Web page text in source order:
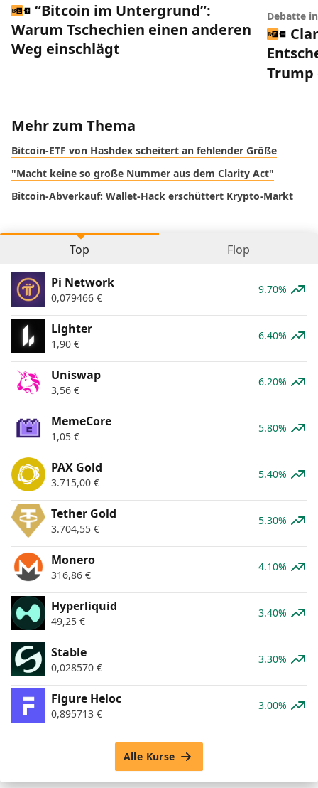
“Bitcoin im Untergrund”:
Warum Tschechien einen anderen
Weg einschlägt
Debatte
Mehr zum Thema
Bitcoin-ETF von Hashdex scheitert an fehlender Größe
"Macht keine so große Nummer aus dem Clarity Act"
Bitcoin-Abverkauf: Wallet-Hack erschüttert Krypto-Markt
Top Flop
Pi Network
0,079466 €
9.70%
Lighter
1,90 €
6.40%
Uniswap
3,56 €
6.20%
MemeCore
1,05 €
5.80%
PAX Gold
3.715,00 €
5.40%
Tether Gold
3.704,55 €
5.30%
Monero
316,86 €
4.10%
Hyperliquid
49,25 €
3.40%
​​Stable
0,028570 €
3.30%
Figure Heloc
0,895713 €
3.00%
Alle Kurse